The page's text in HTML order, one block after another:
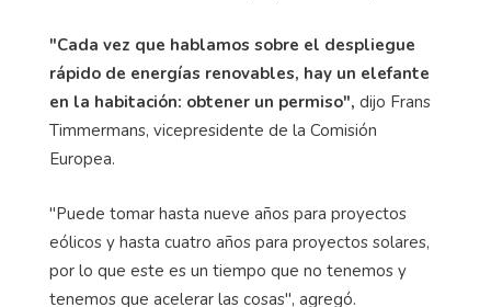
"Cada vez que hablamos sobre el despliegue
rápido de energías renovables, hay un elefante
en la habitación: obtener un permiso", dijo Frans
Timmermans, vicepresidente de la Comisión
Europea.
"Puede tomar hasta nueve años para proyectos
eólicos y hasta cuatro años para proyectos solares,
por lo que este es un tiempo que no tenemos y
tenemos que acelerar las cosas", agregó.